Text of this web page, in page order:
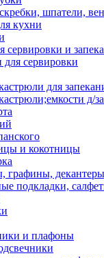
шпатели,
кухни
сервировки и
для сервировки
для
д/
и кокотницы
графины,
подкладки,
и плафоны